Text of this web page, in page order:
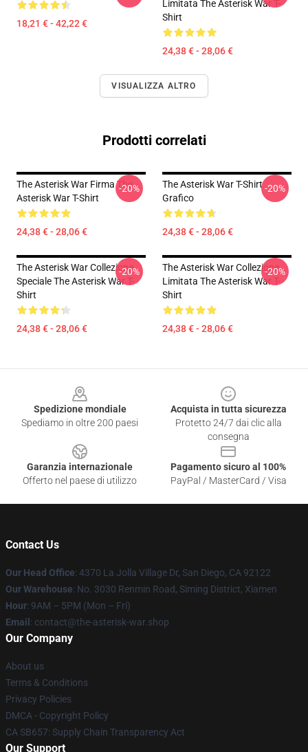
18,21 € - 42,22 €
Limitata The Asterisk War T-
Shirt
24,38 € - 28,06 €
VISUALIZZA ALTRO
Prodotti correlati
The Asterisk War Firma The
Asterisk War T-Shirt
24,38 € - 28,06 €
-20%
The Asterisk War T-Shirt
Grafico
24,38 € - 28,06 €
-20%
The Asterisk War Collezione
Speciale The Asterisk War T-
Shirt
24,38 € - 28,06 €
-20%
The Asterisk War Collezione
Limitata The Asterisk War T-
Shirt
24,38 € - 28,06 €
-20%
Spedizione mondiale
Spediamo in oltre 200 paesi
Acquista in tutta sicurezza
Protetto 24/7 dai clic alla
consegna
Garanzia internazionale
Offerto nel paese di utilizzo
Pagamento sicuro al 100%
PayPal / MasterCard / Visa
Contact Us
Our Head Office: 4370 La Jolla Village Dr, San Diego, CA 92122
Our Warehouse: No. 3030 Renmin Road, Siming District, Xiamen
Hour: 9AM – 5PM (Mon – Fri)
Email : contact@the-asterisk-war.shop
Our Company
About us
Terms & Conditions
Privacy Policies
DMCA - Copyright Policy
CA SB657: Supply Chain Transparency Act
Our Support